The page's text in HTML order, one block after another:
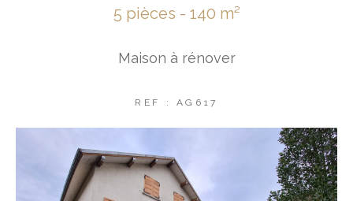
5 pièces - 140 m²
Maison à rénover
REF : AG617